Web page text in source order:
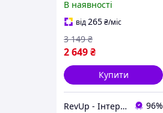
водонепроникна ТНФ з
капюшоном модна TOP
В наявності
від265₴/міс
2 649₴
3 149 ₴
Купити
RevUp - Інтернет магазин стильних товарів 96%